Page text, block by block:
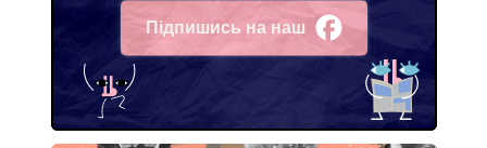
Підпишись на наш
Facebook